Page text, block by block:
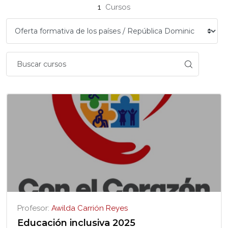
1 Cursos
Profesor: Awilda Carrión Reyes
Educación inclusiva 2025